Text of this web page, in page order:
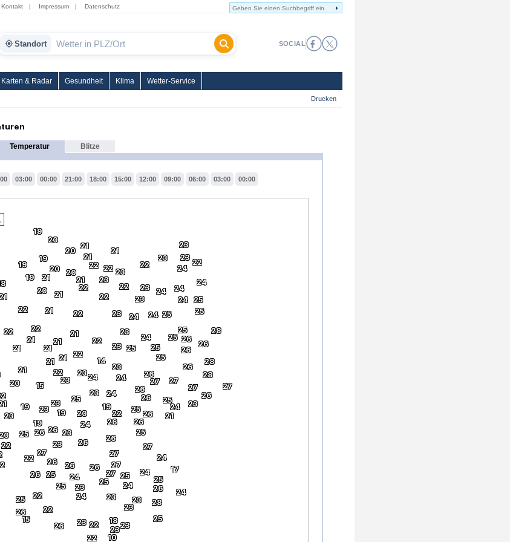
Kontakt | Impressum | Datenschutz
Standort SOCIAL
Karten & Radar Gesundheit Klima Wetter-Service
Drucken
Temperatur Blitze
03:00 00:00 21:00 18:00 15:00 12:00 09:00 06:00 03:00 00:00
22
23
25
23
24
23
26
23
26
21 26
25
23
22
23
22
21
20 21
14
21
25
25
28
21
22
26
22
27
23
20
24
21
24
15
26
21
26
26
22
22
24
23
23
25
25
24
26
23
23
27
26
23
24
22
17
25
22
21
25
23
19
25
26
18
19
28
22
24
20
15
24
22
21
24
19
22
26
24
25
26
20
24 27
26
19
23
26
26
22
21
19
23
23
20
21
25
27
28
24
19
23
23
25
28
23
23
21
23
22
23
25
27
22
26
26
27
26
22
26
25
23
21
24
26
22
27
21
19
23
25
20
19
21
22
24
22
23
25
25
24
24
24
23
26 24
22
24
20
27
22
27
21
25
25
25
26
23
10